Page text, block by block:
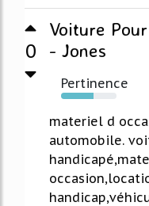
0
Voiture
- Jones
Pertinence
58%
materiel d
automobile.